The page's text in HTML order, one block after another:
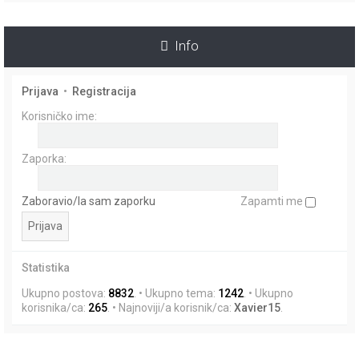
Info
Prijava • Registracija
Korisničko ime:
Zaporka:
Zaboravio/la sam zaporku Zapamti me
Statistika
Ukupno postova: 8832 . • Ukupno tema: 1242 . • Ukupno
korisnika/ca: 265 . • Najnoviji/a korisnik/ca: Xavier15